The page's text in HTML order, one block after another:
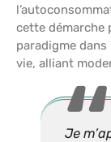
cette démarche
paradigme
vie, alliant
Je